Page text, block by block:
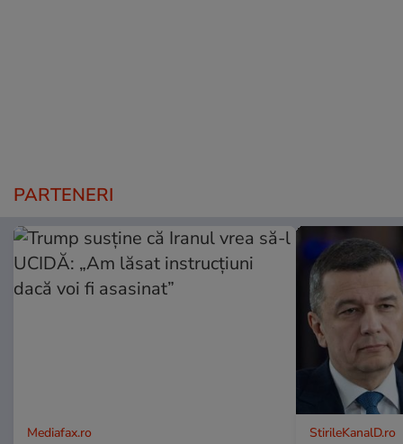
PARTENERI
Mediafax.ro StirileKanalD.ro